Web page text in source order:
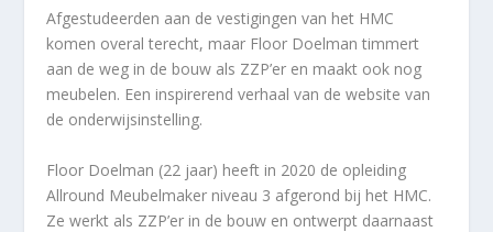
Afgestudeerden aan de vestigingen van het HMC
komen overal terecht, maar Floor Doelman timmert
aan de weg in de bouw als ZZP’er en maakt ook nog
meubelen. Een inspirerend verhaal van de website van
de onderwijsinstelling.
Floor Doelman (22 jaar) heeft in 2020 de opleiding
Allround Meubelmaker niveau 3 afgerond bij het HMC.
Ze werkt als ZZP’er in de bouw en ontwerpt daarnaast